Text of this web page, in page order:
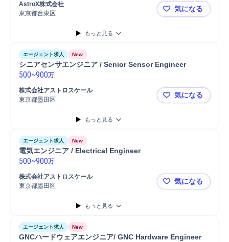
AstroX株式会社
東京都台東区
【開発】ロ
気になる
もっと見る
エージェント求人 New
シニアセンサエンジニア / Senior Sensor Engineer
500~900万
株式会社アストロスケール
東京都墨田区
シニアセン
気になる
もっと見る
エージェント求人 New
電気エンジニア / Electrical Engineer
500~900万
株式会社アストロスケール
東京都墨田区
電気エンジ
気になる
もっと見る
エージェント求人 New
GNCハードウェアエンジニア/ GNC Hardware Engineer